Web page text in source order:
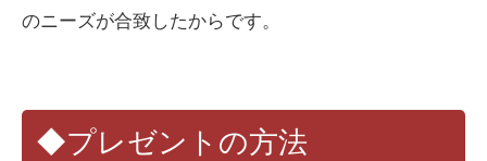
のニーズが合致したからです。
◆プレゼントの方法